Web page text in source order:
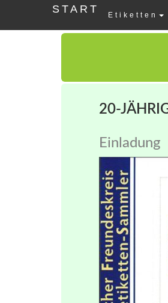
START Etiketten
20-
Einladung